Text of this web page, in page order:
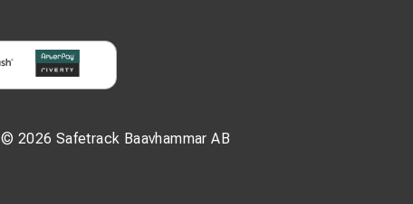
© 2026 Safetrack Baavhammar AB